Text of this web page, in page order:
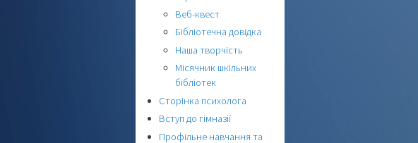
Веб-квест
Бібліотечна довідка
Наша творчість
Місячник шкільних
бібліотек
Сторінка психолога
Вступ до гімназії
Профільне навчання та